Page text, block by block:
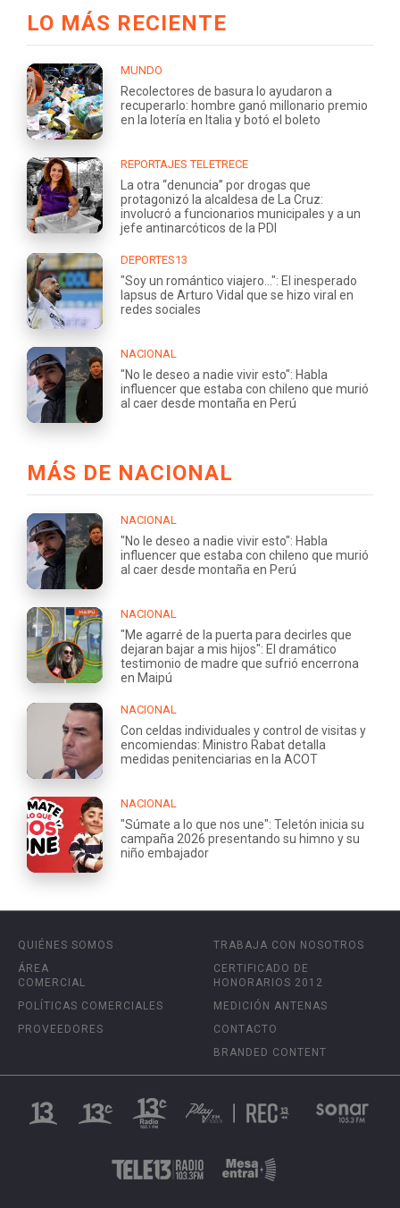
LO MÁS RECIENTE
MUNDO
Recolectores de basura lo ayudaron a
recuperarlo: hombre ganó millonario premio
en la lotería en Italia y botó el boleto
REPORTAJES TELETRECE
La otra “denuncia” por drogas que
protagonizó la alcaldesa de La Cruz:
involucró a funcionarios municipales y a un
jefe antinarcóticos de la PDI
DEPORTES13
"Soy un romántico viajero...": El inesperado
lapsus de Arturo Vidal que se hizo viral en
redes sociales
NACIONAL
"No le deseo a nadie vivir esto": Habla
influencer que estaba con chileno que murió
al caer desde montaña en Perú
MÁS DE NACIONAL
NACIONAL
"No le deseo a nadie vivir esto": Habla
influencer que estaba con chileno que murió
al caer desde montaña en Perú
NACIONAL
"Me agarré de la puerta para decirles que
dejaran bajar a mis hijos": El dramático
testimonio de madre que sufrió encerrona
en Maipú
NACIONAL
Con celdas individuales y control de visitas y
encomiendas: Ministro Rabat detalla
medidas penitenciarias en la ACOT
NACIONAL
"Súmate a lo que nos une": Teletón inicia su
campaña 2026 presentando su himno y su
niño embajador
QUIÉNES SOMOS
ÁREA
COMERCIAL
POLÍTICAS COMERCIALES
PROVEEDORES
TRABAJA CON NOSOTROS
CERTIFICADO DE
HONORARIOS 2012
MEDICIÓN ANTENAS
CONTACTO
BRANDED CONTENT